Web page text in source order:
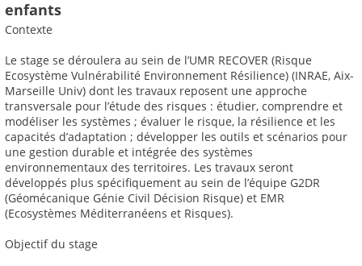
enfants
Contexte
Le stage se déroulera au sein de l’UMR RECOVER (Risque
Ecosystème Vulnérabilité Environnement Résilience) (INRAE, Aix-
Marseille Univ) dont les travaux reposent une approche
transversale pour l’étude des risques : étudier, comprendre et
modéliser les systèmes ; évaluer le risque, la résilience et les
capacités d’adaptation ; développer les outils et scénarios pour
une gestion durable et intégrée des systèmes
environnementaux des territoires. Les travaux seront
développés plus spécifiquement au sein de l’équipe G2DR
(Géomécanique Génie Civil Décision Risque) et EMR
(Ecosystèmes Méditerranéens et Risques).
Objectif du stage